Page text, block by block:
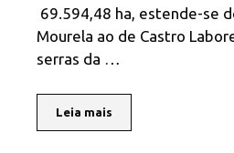
69.594,48 ha, estende-se
Mourela ao de Castro
serras da …
Leia mais